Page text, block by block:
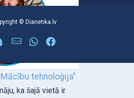
tehnoloģija"
ka šajā vietā ir
© Dianetika.lv